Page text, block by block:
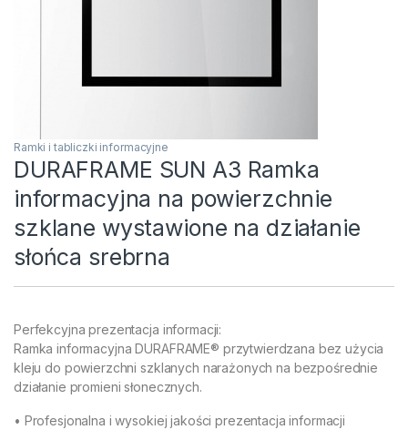
Ramki i tabliczki informacyjne
DURAFRAME SUN A3 Ramka
informacyjna na powierzchnie
szklane wystawione na działanie
słońca srebrna
Perfekcyjna prezentacja informacji:
Ramka informacyjna DURAFRAME® przytwierdzana bez użycia
kleju do powierzchni szklanych narażonych na bezpośrednie
działanie promieni słonecznych.
• Profesjonalna i wysokiej jakości prezentacja informacji